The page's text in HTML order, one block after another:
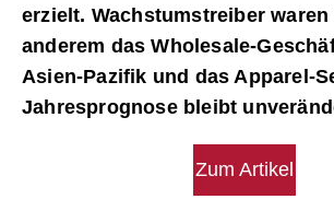
erzielt. Wachstumstreiber waren
anderem das Wholesale-
Asien-Pazifik und das Apparel-
Jahresprognose bleibt
Zum Artikel